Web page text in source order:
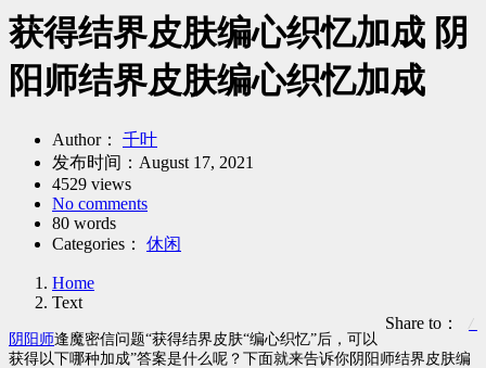
获得结界皮肤编心织忆加成 阴
阳师结界皮肤编心织忆加成
Author：
千叶
发布时间： August 17, 2021
4529 views
No comments
80 words
Categories：
休闲
Home
Text
Share to：
阴阳师逢魔密信问题“获得结界皮肤“编心织忆”后，可以
获得以下哪种加成”答案是什么呢？下面就来告诉你阴阳师结界皮肤编